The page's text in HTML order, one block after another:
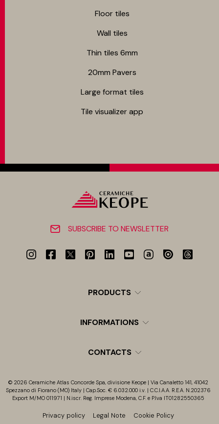
Floor tiles
Wall tiles
Thin tiles 6mm
20mm Pavers
Large format tiles
Tile visualizer app
SUBSCRIBE TO NEWSLETTER
PRODUCTS
INFORMATIONS
CONTACTS
© 2026 Ceramiche Atlas Concorde Spa, divisione Keope | Via Canaletto 141, 41042
Spezzano di Fiorano (MO) Italy | Cap.Soc. € 6.032.000 i.v. | C.C.I.A.A. R.E.A. N.202376
Export M/MO 011971 | N.iscr. Reg. Imprese Modena, C.F. e P.Iva IT01282550365
Privacy policy Legal Note Cookie Policy